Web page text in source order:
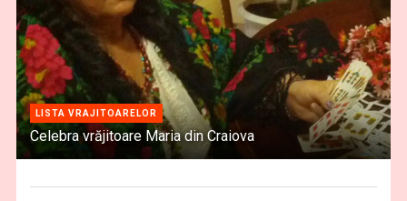
LISTA VRAJITOARELOR
Celebra vrăjitoare Maria din Craiova